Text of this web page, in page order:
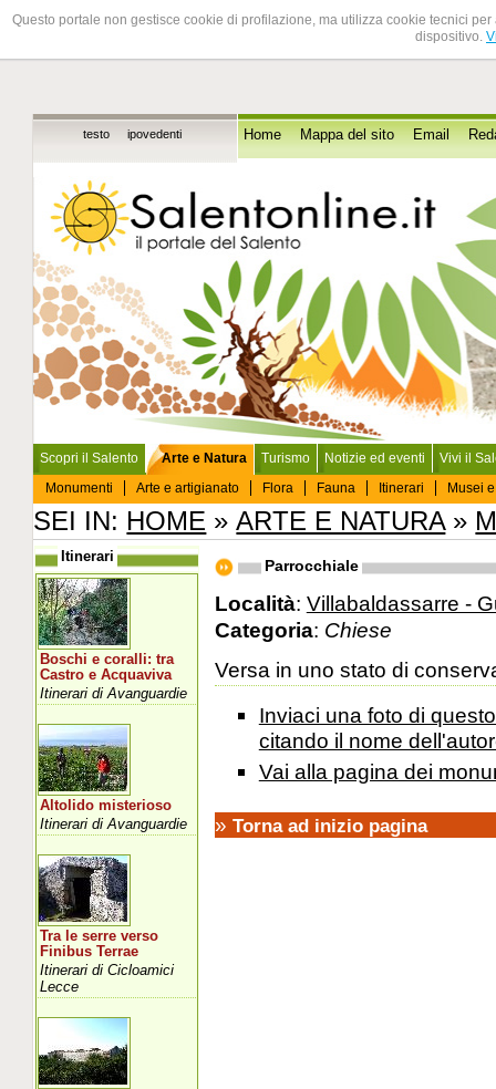
Questo portale non gestisce cookie di profilazione, ma utilizza cookie tecnici
dispositivo.
testo ipovedenti Home Mappa del sito Email
Scopri il Salento
Arte e Natura
Monumenti
Arte e artigianato Flora Fauna Itinerari Musei
Turismo Notizie ed eventi Vivi il
SEI IN: HOME »ARTE E NATURA»
Parrocchiale
Località: Villabaldassarre -
Categoria: Chiese
Versa in uno stato di
Inviaci una foto di
citando il nome
Vai alla pagina dei
» Torna ad inizio pagina
Itinerari
Boschi e coralli: tra
Castro e Acquaviva
Itinerari di Avanguardie
Altolido misterioso
Itinerari di Avanguardie
Tra le serre verso
Finibus Terrae
Itinerari di Cicloamici
Lecce